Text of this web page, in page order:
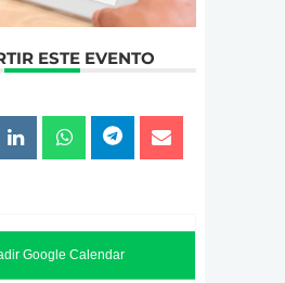
ESTE EVENTO
Google Calendar